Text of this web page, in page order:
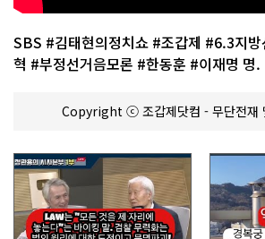
SBS #김태현의정치쇼 #조갑제 #6.3지
혁 #부정선거음모론 #한동훈 #이재명 명.
Copyright ⓒ 조갑제닷컴 - 무단전재